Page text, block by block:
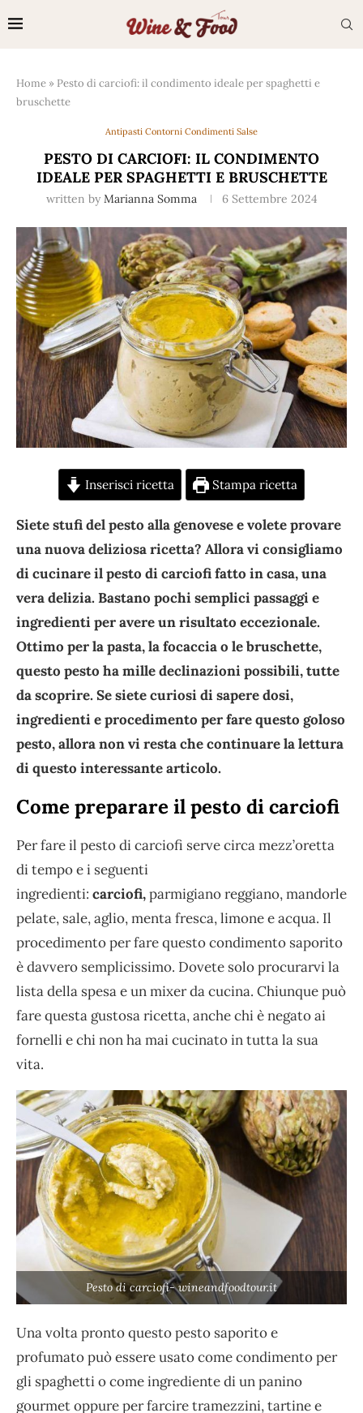
Home » Pesto di carciofi: il condimento ideale per spaghetti e
bruschette
Antipasti Contorni Condimenti Salse
PESTO DI CARCIOFI: IL CONDIMENTO
IDEALE PER SPAGHETTI E BRUSCHETTE
written by Marianna Somma 6 Settembre 2024
Inserisci ricetta Stampa ricetta
Siete stufi del pesto alla genovese e volete provare
una nuova deliziosa ricetta? Allora vi consigliamo
di cucinare il pesto di carciofi fatto in casa, una
vera delizia. Bastano pochi semplici passaggi e
ingredienti per avere un risultato eccezionale.
Ottimo per la pasta, la focaccia o le bruschette,
questo pesto ha mille declinazioni possibili, tutte
da scoprire. Se siete curiosi di sapere dosi,
ingredienti e procedimento per fare questo goloso
pesto, allora non vi resta che continuare la lettura
di questo interessante articolo.
Come preparare il pesto di carciofi
Per fare il pesto di carciofi serve circa mezz’oretta
di tempo e i seguenti
ingredienti: carciofi,parmigiano reggiano, mandorle
pelate, sale, aglio, menta fresca, limone e acqua. Il
procedimento per fare questo condimento saporito
è davvero semplicissimo. Dovete solo procurarvi la
lista della spesa e un mixer da cucina. Chiunque può
fare questa gustosa ricetta, anche chi è negato ai
fornelli e chi non ha mai cucinato in tutta la sua
vita.
Pesto di carciofi- wineandfoodtour.it
Una volta pronto questo pesto saporito e
profumato può essere usato come condimento per
gli spaghetti o come ingrediente di un panino
gourmet oppure per farcire tramezzini, tartine e